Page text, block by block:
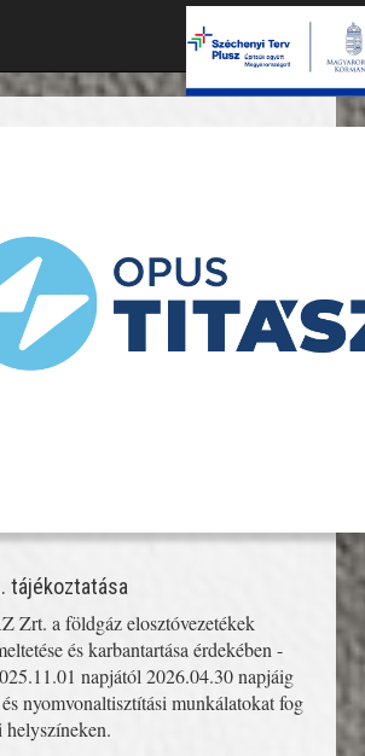
tájékoztatása
Zrt. a földgáz elosztóvezetékek
és karbantartása érdekében -
napjától 2026.04.30 napjáig
nyomvonaltisztítási munkálatokat fog
helyszíneken.